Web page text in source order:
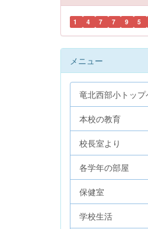
1 4 7 7 9 5
メニュー
竜北西部小トップ
本校の教育
校長室より
各学年の部屋
保健室
学校生活